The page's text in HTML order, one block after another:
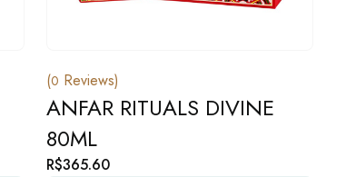
(0 Reviews)
ANFAR RITUALS DIVINE
80ML
R$365.60